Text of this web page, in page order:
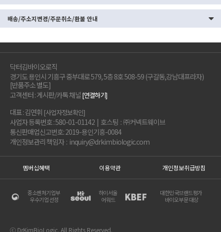
배송/주소지변경/주문취소/환불 안내
닥터김바이오로직
경기도 용인시 기흥구 중부대로 579, 5층 8호 508-59 (구갈동,강남대프라자)
[반품주소 별도]
고객센터 : 게시판/카톡 채널[연결하기]
대표 : 김연휘 [사업자정보확인]
사업자 등록번호 : 580-01-01142 | 호스팅 : ㈜커넥트웨이브
통신판매업신고번호: 2019-용인기흥-0084
개인정보관리 책임자 : inquiry@drkimbiologic.com
멤버십혜택 이용약관 개인정보취급방침
중소벤처기업부
우수기업 선정
하이서울
어워드
대한민국브랜드평가
바이오부문 대상
ⓒ DrKimBioLogic. All Rights Reserved.